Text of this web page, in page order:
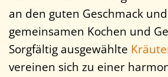
an den guten Geschmack
gemeinsamen Kochen und
Sorgfältig ausgewählte
vereinen sich zu einer